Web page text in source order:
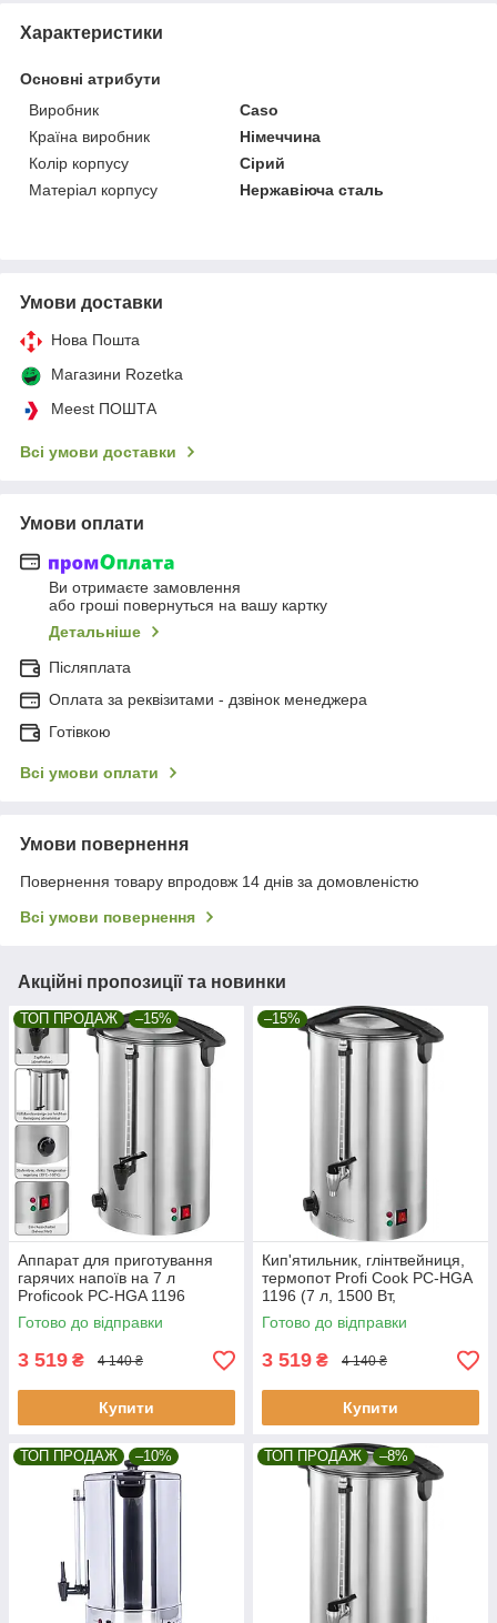
Характеристики
Основні атрибути
Виробник
Caso
Країна виробник
Німеччина
Колір корпусу
Сірий
Матеріал корпусу
Нержавіюча сталь
Умови доставки
Нова Пошта
Магазини Rozetka
Meest ПОШТА
Всі умови доставки
Умови оплати
Ви отримаєте замовлення
або гроші повернуться на вашу картку
Детальніше
Післяплата
Оплата за реквізитами - дзвінок менеджера
Готівкою
Всі умови оплати
Умови повернення
Повернення товару впродовж 14 днів за домовленістю
Всі умови повернення
Акційні пропозиції та новинки
ТОП ПРОДАЖ –15%
Аппарат для приготування
гарячих напоїв на 7 л
Proficook PC-HGA 1196
Готово до відправки
3 519 ₴ 4 140 ₴
Купити
–15%
Кип'ятильник, глінтвейниця,
термопот Profi Cook PC-HGA
1196 (7 л, 1500 Вт,
Німеччина)
Готово до відправки
3 519 ₴ 4 140 ₴
Купити
ТОП ПРОДАЖ –10% ТОП ПРОДАЖ –8%